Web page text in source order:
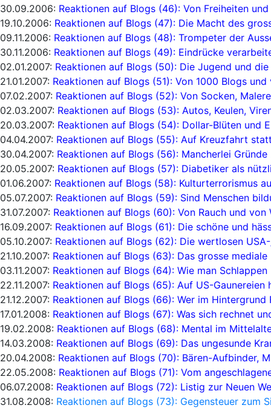
30.09.2006: Reaktionen auf Blogs (46): Von Freiheiten
19.10.2006: Reaktionen auf Blogs (47): Die Macht des
09.11.2006: Reaktionen auf Blogs (48): Trompeter der
30.11.2006: Reaktionen auf Blogs (49): Eindrücke
02.01.2007: Reaktionen auf Blogs (50): Die Jugend und
21.01.2007: Reaktionen auf Blogs (51): Von 1000 Blogs
07.02.2007: Reaktionen auf Blogs (52): Von Socken,
02.03.2007: Reaktionen auf Blogs (53): Autos, Keulen,
20.03.2007: Reaktionen auf Blogs (54): Dollar-Blüten und
04.04.2007: Reaktionen auf Blogs (55): Auf Kreuzfahrt
30.04.2007: Reaktionen auf Blogs (56): Mancherlei Gründe
20.05.2007: Reaktionen auf Blogs (57): Diabetiker als
01.06.2007: Reaktionen auf Blogs (58): Kulturterrorismus
05.07.2007: Reaktionen auf Blogs (59): Sind Menschen
31.07.2007: Reaktionen auf Blogs (60): Von Rauch und von
16.09.2007: Reaktionen auf Blogs (61): Die schöne und
05.10.2007: Reaktionen auf Blogs (62): Die wertlosen USA-
21.10.2007: Reaktionen auf Blogs (63): Das grosse mediale
03.11.2007: Reaktionen auf Blogs (64): Wie man
22.11.2007: Reaktionen auf Blogs (65): Auf US-Gaunereien
21.12.2007: Reaktionen auf Blogs (66): Wer im Hintergrund
17.01.2008: Reaktionen auf Blogs (67): Was sich rechnet
19.02.2008: Reaktionen auf Blogs (68): Mental im
14.03.2008: Reaktionen auf Blogs (69): Das ungesunde
20.04.2008: Reaktionen auf Blogs (70): Bären-Aufbinder,
22.05.2008: Reaktionen auf Blogs (71): Vom
06.07.2008: Reaktionen auf Blogs (72): Listig zur Neuen
31.08.2008: Reaktionen auf Blogs (73): Gegensteuer zum